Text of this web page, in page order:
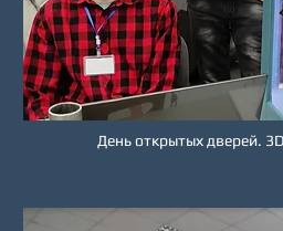
День открытых дверей.